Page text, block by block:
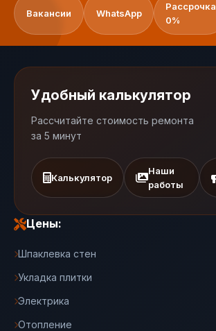
Вакансии WhatsApp
Рассрочка
0%
Удобный калькулятор
Рассчитайте стоимость ремонта
за 5 минут
Калькулятор
Наши
работы
Цены:
Шпаклевка стен
Укладка плитки
Электрика
Отопление